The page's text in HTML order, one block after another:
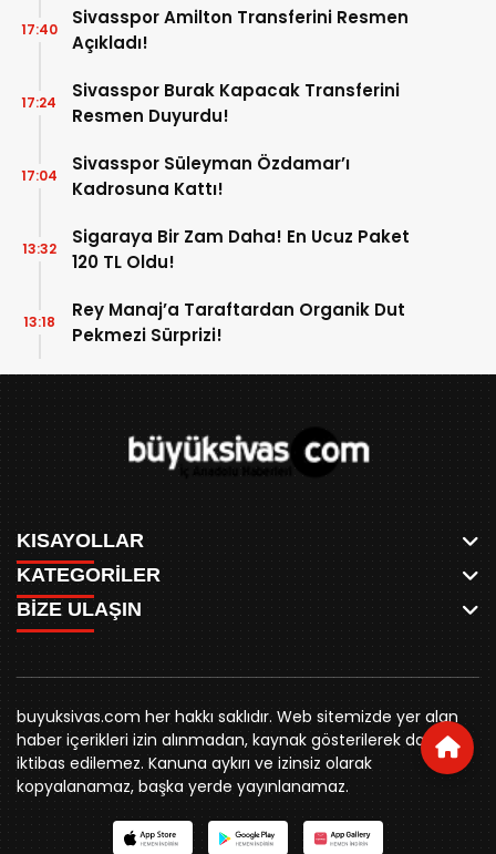
Sivasspor Amilton Transferini Resmen
Açıkladı!
17:40
Sivasspor Burak Kapacak Transferini
Resmen Duyurdu!
17:24
Sivasspor Süleyman Özdamar’ı
Kadrosuna Kattı!
17:04
Sigaraya Bir Zam Daha! En Ucuz Paket
120 TL Oldu!
13:32
Rey Manaj’a Taraftardan Organik Dut
Pekmezi Sürprizi!
13:18
KISAYOLLAR
ANASAYFA
AKSU CANLI
MEYDAN CANLI
MEDRESELER CANLI
MERAKÜM CANLI
YUKARI TEKKE CANLI
KURUMSAL KİMLİK
REKLAM FİYATLARI
BİZE ULAŞIN
KÜNYE
RESMİ İLANLAR
KATEGORİLER
WHATSAPP
SPOR
SİYASET
BELEDİYE
SİVAS VALİLİĞİ
ÜNİVERSİTE
KURUMLAR
STK
YORUM
İLÇELER
BİZE ULAŞIN
0346 221 00 60
buyuksivashaber@gmail.com
Örtülüpınar Mah. İnönü Bulvarı Özkahya Apt. Kat:3 D:7
Sivas
buyuksivas.com her hakkı saklıdır. Web sitemizde yer alan
haber içerikleri izin alınmadan, kaynak gösterilerek dahi
iktibas edilemez. Kanuna aykırı ve izinsiz olarak
kopyalanamaz, başka yerde yayınlanamaz.